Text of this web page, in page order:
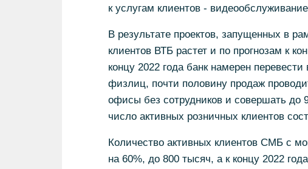
к услугам клиентов -
В результате проектов, запущенных в
клиентов ВТБ растет и по прогнозам к
концу 2022 года банк намерен
физлиц, почти половину продаж
офисы без сотрудников и совершать до
число активных розничных клиентов
Количество активных клиентов СМБ с
на 60%, до 800 тысяч, а к концу 2022